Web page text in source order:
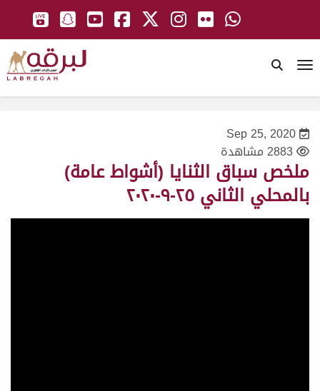
Sep 25, 2020
2883 مشاهدة
ملخص سباق الثنايا (أشواط عامة)
بالمحلي الثاني ٢٥-٩-٢٠٢٠